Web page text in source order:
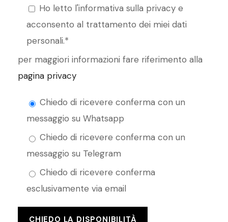
Ho letto l'informativa sulla privacy e
acconsento al trattamento dei miei dati
personali.*
per maggiori informazioni fare riferimento alla
pagina privacy
Chiedo di ricevere conferma con un
messaggio su Whatsapp
Chiedo di ricevere conferma con un
messaggio su Telegram
Chiedo di ricevere conferma
esclusivamente via email